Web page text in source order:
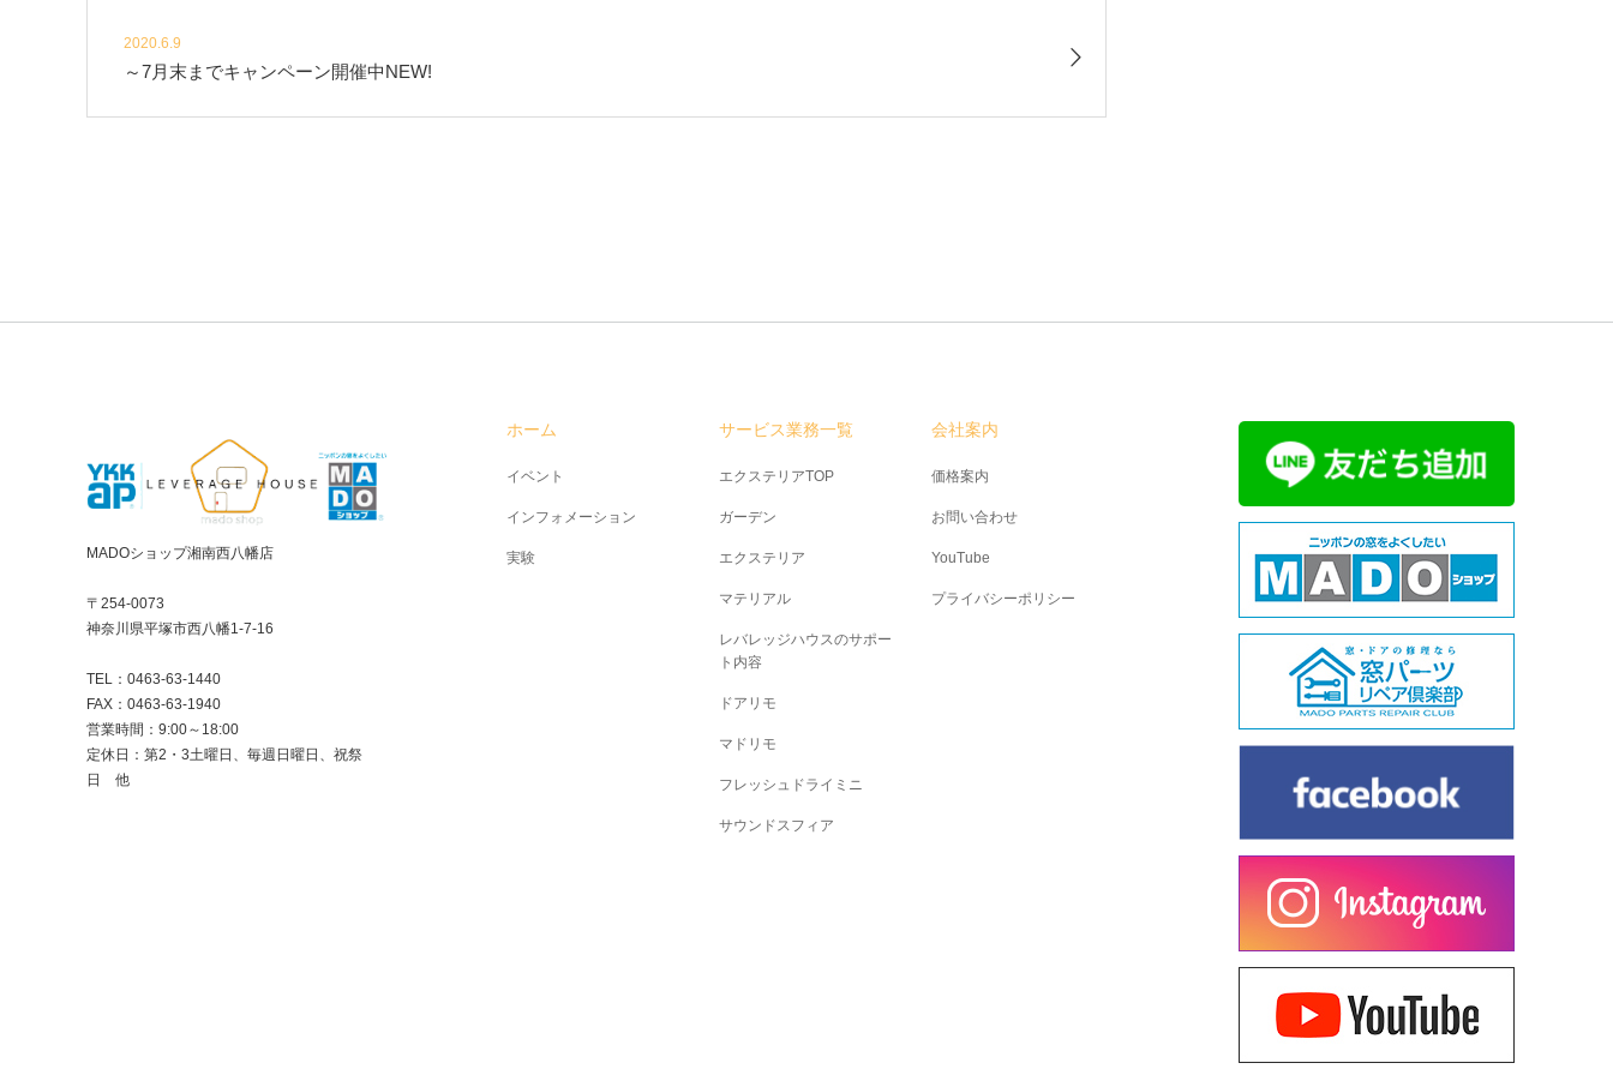
2020.6.9
～7月末までキャンペーン開催中NEW!
ホーム
イベント
インフォメーション
実験
サービス業務一覧
エクステリアTOP
ガーデン
エクステリア
マテリアル
レバレッジハウスのサポー
ト内容
ドアリモ
マドリモ
フレッシュドライミニ
サウンドスフィア
会社案内
価格案内
お問い合わせ
YouTube
プライバシーポリシー
MADOショップ湘南西八幡店
〒254-0073
神奈川県平塚市西八幡1-7-16
TEL：0463-63-1440
FAX：0463-63-1940
営業時間：9:00～18:00
定休日：第2・3土曜日、毎週日曜日、祝祭
日 他